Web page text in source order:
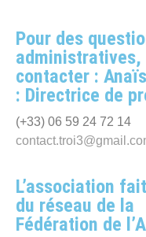
Pour des
administratives,
contacter :
: Directrice de
(+33) 06 59 24 72 14
L’association
du réseau de la
Fédération de